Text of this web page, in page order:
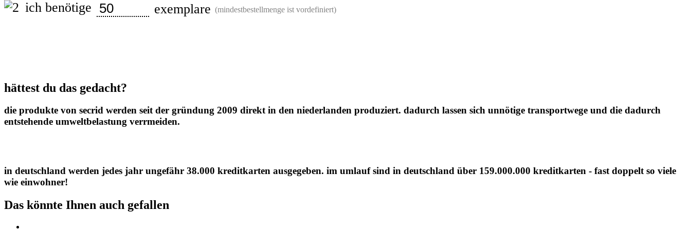
ich benötige exemplare (mindestbestellmenge ist vordefiniert)
hättest du das gedacht?
die produkte von secrid werden seit der gründung 2009 direkt in den niederlanden produziert. dadurch lassen sich unnötige transportwege und die dadurch
entstehende umweltbelastung verrmeiden.
in deutschland werden jedes jahr ungefähr 38.000 kreditkarten ausgegeben. im umlauf sind in deutschland über 159.000.000 kreditkarten - fast doppelt so viele
wie einwohner!
Das könnte Ihnen auch gefallen